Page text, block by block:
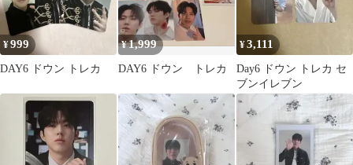
¥999
DAY6 ドウン トレカ
¥1,999
DAY6 ドウン トレカ
¥3,111
Day6 ドウン トレカ セ
ブンイレブン